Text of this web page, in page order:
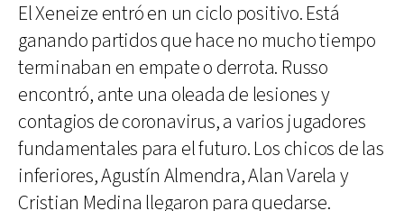
El Xeneize entró en un ciclo positivo. Está
ganando partidos que hace no mucho tiempo
terminaban en empate o derrota. Russo
encontró, ante una oleada de lesiones y
contagios de coronavirus, a varios jugadores
fundamentales para el futuro. Los chicos de las
inferiores, Agustín Almendra, Alan Varela y
Cristian Medina llegaron para quedarse.